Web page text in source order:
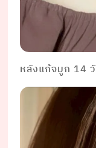
หลังแก้จมูก 14